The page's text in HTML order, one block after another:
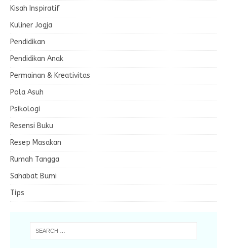
Kisah Inspiratif
Kuliner Jogja
Pendidikan
Pendidikan Anak
Permainan & Kreativitas
Pola Asuh
Psikologi
Resensi Buku
Resep Masakan
Rumah Tangga
Sahabat Bumi
Tips